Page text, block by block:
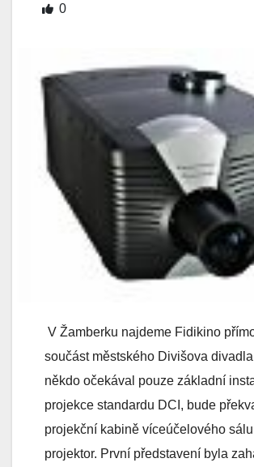
0
V Žamberku najdeme Fidikino
součást městského Divišova
někdo očekával pouze základní
projekce standardu DCI, bude
projekční kabině víceúčelového
projektor. První představení byla